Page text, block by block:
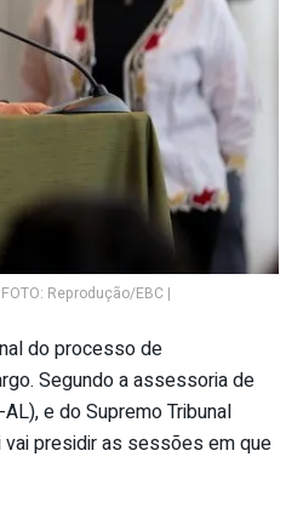
Reprodução/EBC |
do processo de
Segundo a assessoria de
e do Supremo Tribunal
vai presidir as sessões em que